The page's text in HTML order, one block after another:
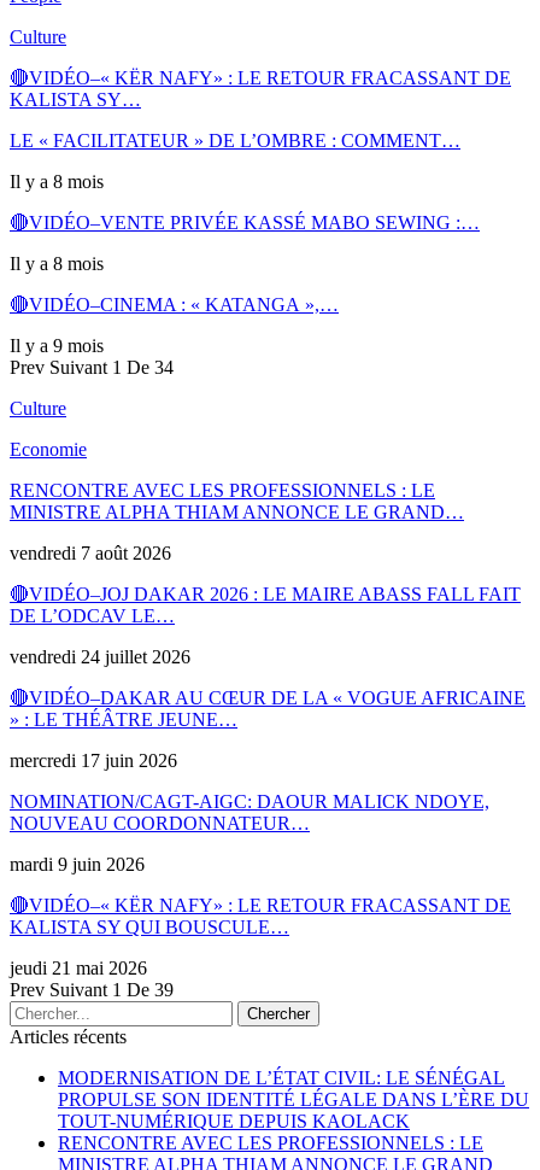
Culture
🔴VIDÉO–« KËR NAFY» : LE RETOUR FRACASSANT DE
KALISTA SY…
LE « FACILITATEUR » DE L’OMBRE : COMMENT…
Il y a 8 mois
🔴VIDÉO–VENTE PRIVÉE KASSÉ MABO SEWING :…
Il y a 8 mois
🔴VIDÉO–CINEMA : « KATANGA »,…
Il y a 9 mois
Prev Suivant 1 De 34
Culture
Economie
RENCONTRE AVEC LES PROFESSIONNELS : LE
MINISTRE ALPHA THIAM ANNONCE LE GRAND…
vendredi 7 août 2026
🔴VIDÉO–JOJ DAKAR 2026 : LE MAIRE ABASS FALL FAIT
DE L’ODCAV LE…
vendredi 24 juillet 2026
🔴VIDÉO–DAKAR AU CŒUR DE LA « VOGUE AFRICAINE
» : LE THÉÂTRE JEUNE…
mercredi 17 juin 2026
NOMINATION/CAGT-AIGC: DAOUR MALICK NDOYE,
NOUVEAU COORDONNATEUR…
mardi 9 juin 2026
🔴VIDÉO–« KËR NAFY» : LE RETOUR FRACASSANT DE
KALISTA SY QUI BOUSCULE…
jeudi 21 mai 2026
Prev Suivant 1 De 39
Articles récents
MODERNISATION DE L’ÉTAT CIVIL: LE SÉNÉGAL
PROPULSE SON IDENTITÉ LÉGALE DANS L’ÈRE DU
TOUT-NUMÉRIQUE DEPUIS KAOLACK
RENCONTRE AVEC LES PROFESSIONNELS : LE
MINISTRE ALPHA THIAM ANNONCE LE GRAND